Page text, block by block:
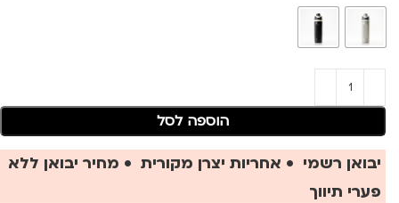
הוספה לסל
יבואן רשמי • אחריות יצרן מקורית • מחיר יבואן ללא
פערי תיווך